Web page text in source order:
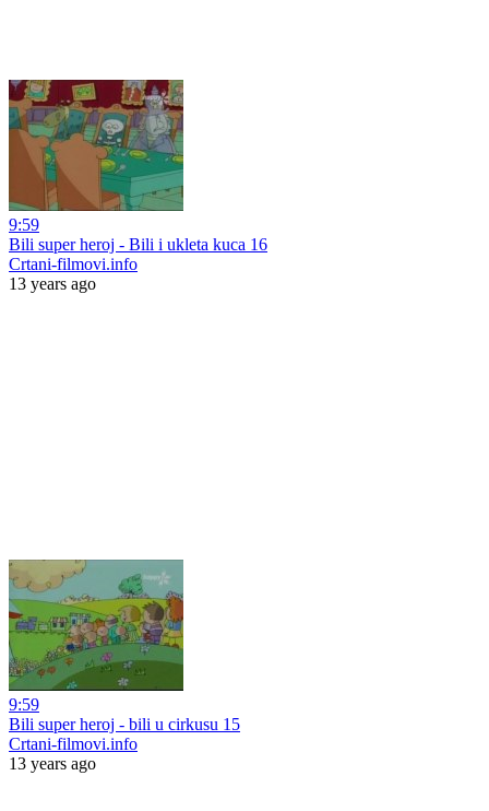
9:59
Bili super heroj - Bili i ukleta kuca 16
Crtani-filmovi.info
13 years ago
9:59
Bili super heroj - bili u cirkusu 15
Crtani-filmovi.info
13 years ago